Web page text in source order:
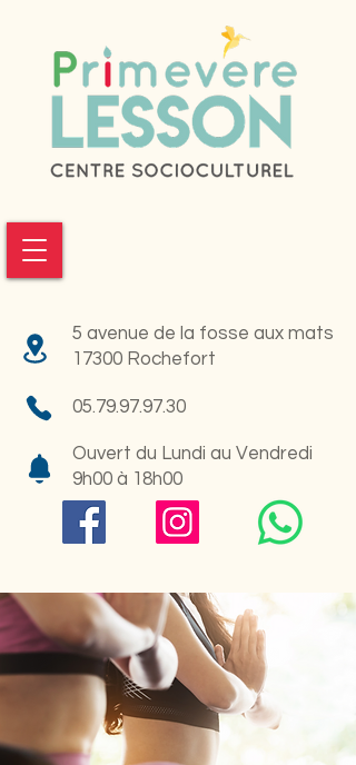
5 avenue de la fosse aux mats
17300 Rochefort
05.79.97.97.30
Ouvert du Lundi au Vendredi
9h00 à 18h00